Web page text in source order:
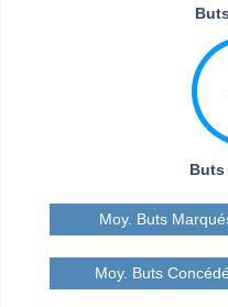
Buts
Moy. Buts
Moy. Buts